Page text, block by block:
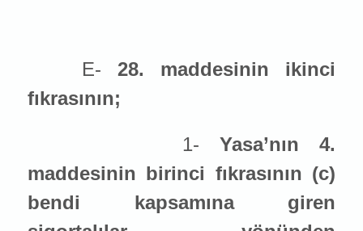
E- 28. maddesinin ikinci
fıkrasının;
1- Yasa’nın 4.
maddesinin birinci fıkrasının (c)
bendi kapsamına giren